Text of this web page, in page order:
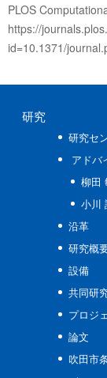
PLOS
https://
id=10.1371/
研究
研究セ
アドバ
柳田
小川
沿革
研究概
設備
共同研
プロジ
論文
吹田市